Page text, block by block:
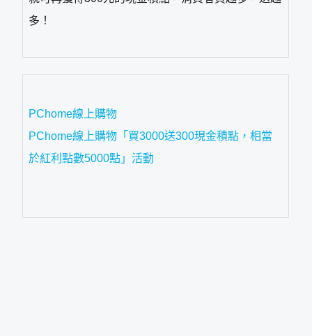
多！
PChome線上購物
PChome線上購物「買3000送300現金積點，相當
於紅利點數5000點」活動